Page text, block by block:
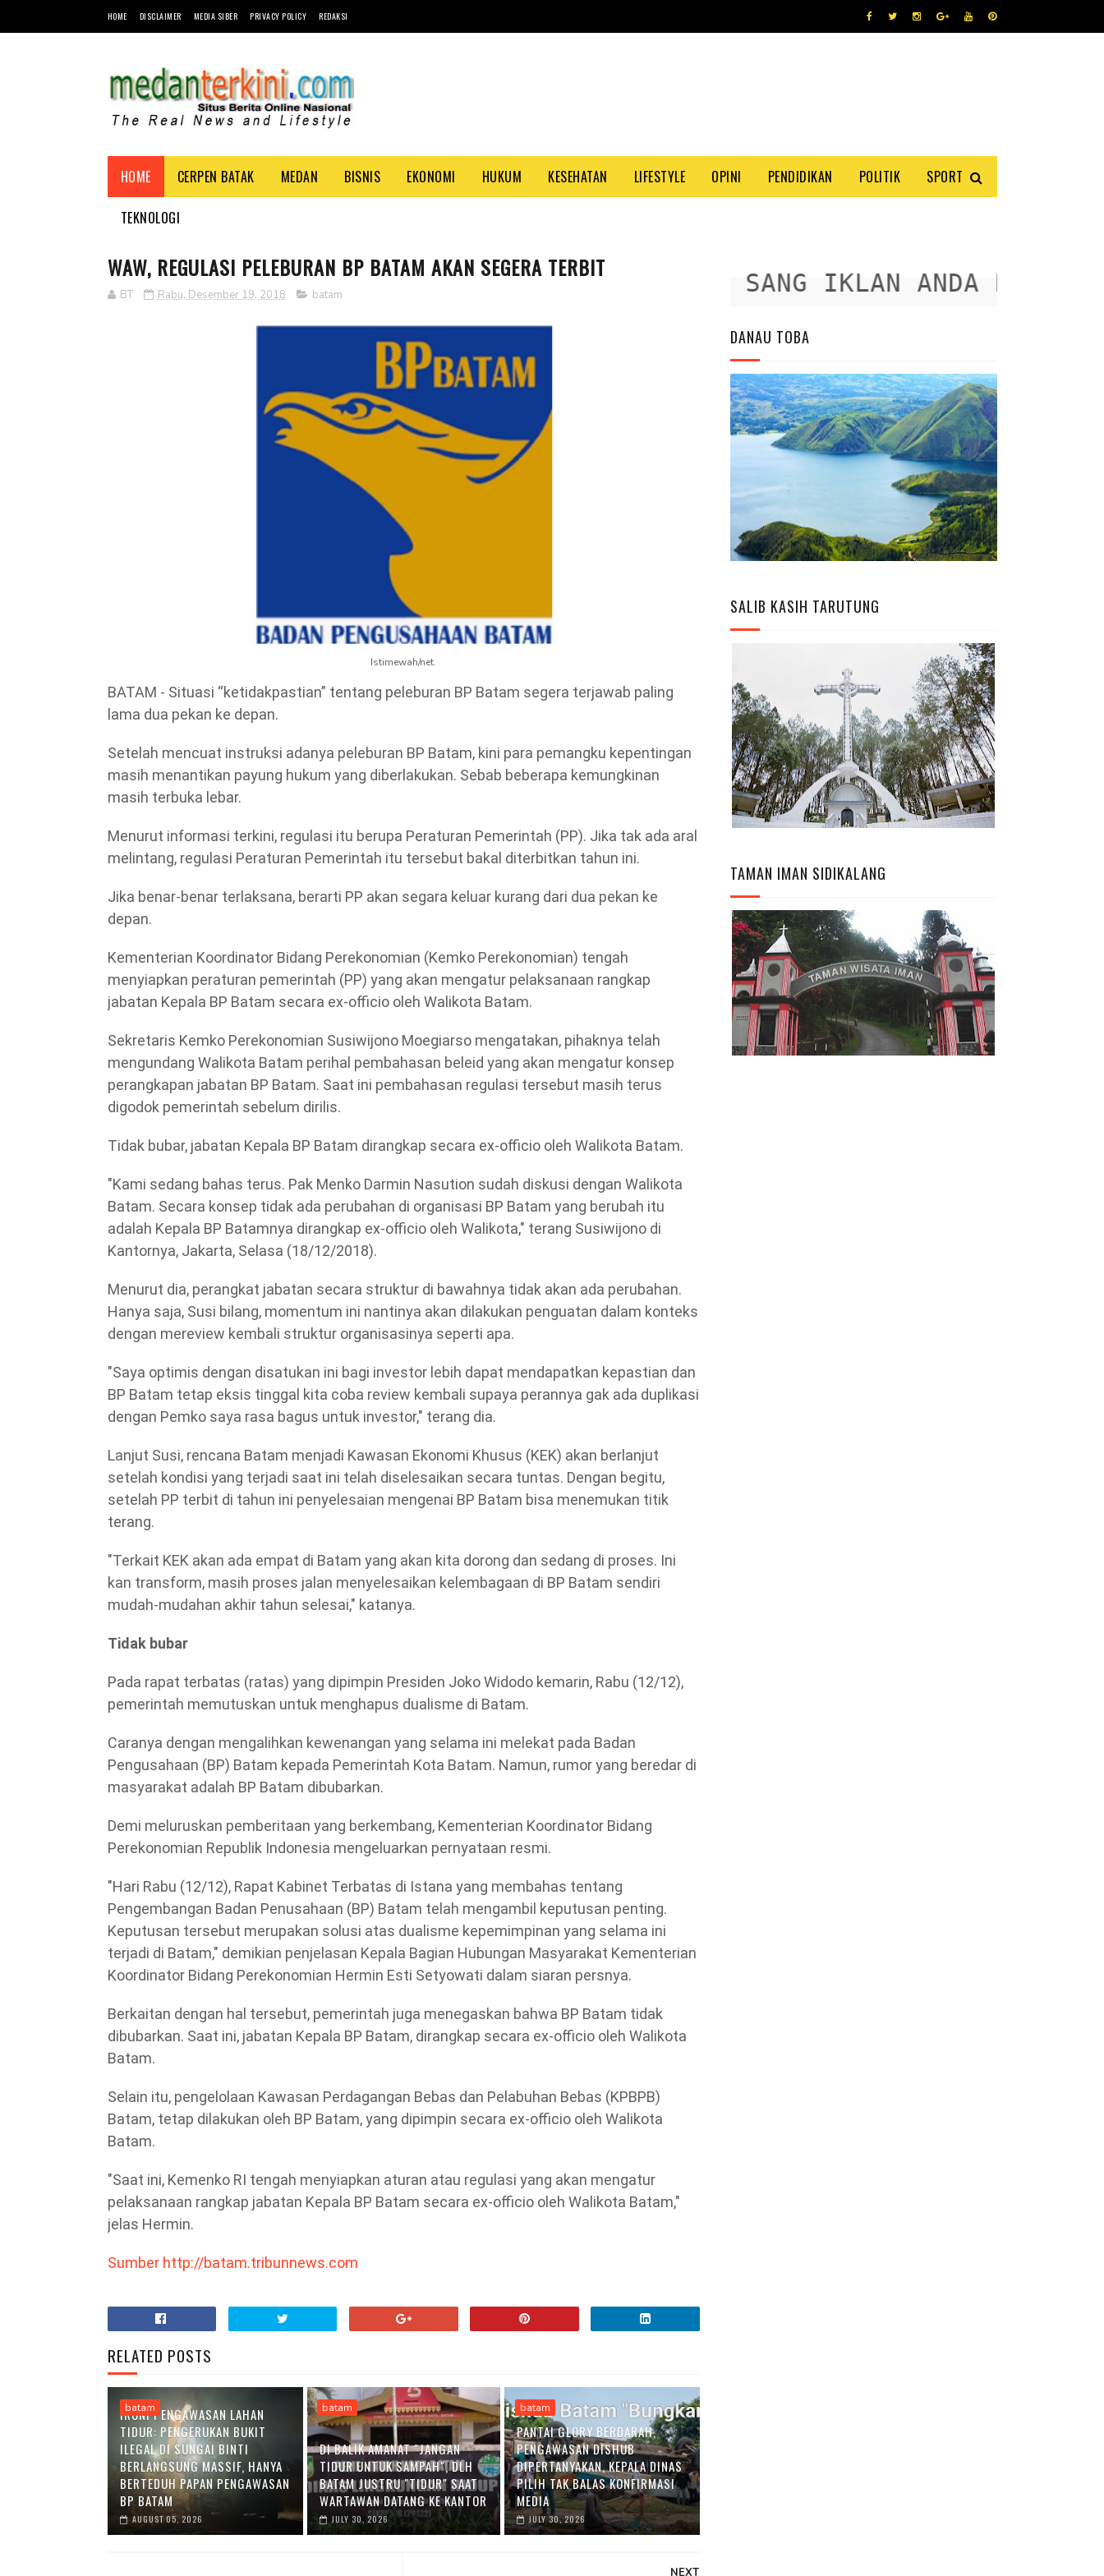
HOME DISCLAIMER MEDIA SIBER PRIVACY POLICY REDAKSI
HOME CERPEN BATAK MEDAN BISNIS EKONOMI HUKUM KESEHATAN LIFESTYLE OPINI PENDIDIKAN POLITIK SPORT
TEKNOLOGI
WAW, REGULASI PELEBURAN BP BATAM AKAN SEGERA TERBIT
BT Rabu, Desember 19, 2018 batam
Istimewah/net.
BATAM - Situasi “ketidakpastian” tentang peleburan BP Batam segera terjawab paling
lama dua pekan ke depan.
Setelah mencuat instruksi adanya peleburan BP Batam, kini para pemangku kepentingan
masih menantikan payung hukum yang diberlakukan. Sebab beberapa kemungkinan
masih terbuka lebar.
Menurut informasi terkini, regulasi itu berupa Peraturan Pemerintah (PP). Jika tak ada aral
melintang, regulasi Peraturan Pemerintah itu tersebut bakal diterbitkan tahun ini.
Jika benar-benar terlaksana, berarti PP akan segara keluar kurang dari dua pekan ke
depan.
Kementerian Koordinator Bidang Perekonomian (Kemko Perekonomian) tengah
menyiapkan peraturan pemerintah (PP) yang akan mengatur pelaksanaan rangkap
jabatan Kepala BP Batam secara ex-officio oleh Walikota Batam.
Sekretaris Kemko Perekonomian Susiwijono Moegiarso mengatakan, pihaknya telah
mengundang Walikota Batam perihal pembahasan beleid yang akan mengatur konsep
perangkapan jabatan BP Batam. Saat ini pembahasan regulasi tersebut masih terus
digodok pemerintah sebelum dirilis.
Tidak bubar, jabatan Kepala BP Batam dirangkap secara ex-officio oleh Walikota Batam.
"Kami sedang bahas terus. Pak Menko Darmin Nasution sudah diskusi dengan Walikota
Batam. Secara konsep tidak ada perubahan di organisasi BP Batam yang berubah itu
adalah Kepala BP Batamnya dirangkap ex-officio oleh Walikota," terang Susiwijono di
Kantornya, Jakarta, Selasa (18/12/2018).
Menurut dia, perangkat jabatan secara struktur di bawahnya tidak akan ada perubahan.
Hanya saja, Susi bilang, momentum ini nantinya akan dilakukan penguatan dalam konteks
dengan mereview kembali struktur organisasinya seperti apa.
"Saya optimis dengan disatukan ini bagi investor lebih dapat mendapatkan kepastian dan
BP Batam tetap eksis tinggal kita coba review kembali supaya perannya gak ada duplikasi
dengan Pemko saya rasa bagus untuk investor," terang dia.
Lanjut Susi, rencana Batam menjadi Kawasan Ekonomi Khusus (KEK) akan berlanjut
setelah kondisi yang terjadi saat ini telah diselesaikan secara tuntas. Dengan begitu,
setelah PP terbit di tahun ini penyelesaian mengenai BP Batam bisa menemukan titik
terang.
"Terkait KEK akan ada empat di Batam yang akan kita dorong dan sedang di proses. Ini
kan transform, masih proses jalan menyelesaikan kelembagaan di BP Batam sendiri
mudah-mudahan akhir tahun selesai," katanya.
Tidak bubar
Pada rapat terbatas (ratas) yang dipimpin Presiden Joko Widodo kemarin, Rabu (12/12),
pemerintah memutuskan untuk menghapus dualisme di Batam.
Caranya dengan mengalihkan kewenangan yang selama ini melekat pada Badan
Pengusahaan (BP) Batam kepada Pemerintah Kota Batam. Namun, rumor yang beredar di
masyarakat adalah BP Batam dibubarkan.
Demi meluruskan pemberitaan yang berkembang, Kementerian Koordinator Bidang
Perekonomian Republik Indonesia mengeluarkan pernyataan resmi.
"Hari Rabu (12/12), Rapat Kabinet Terbatas di Istana yang membahas tentang
Pengembangan Badan Penusahaan (BP) Batam telah mengambil keputusan penting.
Keputusan tersebut merupakan solusi atas dualisme kepemimpinan yang selama ini
terjadi di Batam," demikian penjelasan Kepala Bagian Hubungan Masyarakat Kementerian
Koordinator Bidang Perekonomian Hermin Esti Setyowati dalam siaran persnya.
Berkaitan dengan hal tersebut, pemerintah juga menegaskan bahwa BP Batam tidak
dibubarkan. Saat ini, jabatan Kepala BP Batam, dirangkap secara ex-officio oleh Walikota
Batam.
Selain itu, pengelolaan Kawasan Perdagangan Bebas dan Pelabuhan Bebas (KPBPB)
Batam, tetap dilakukan oleh BP Batam, yang dipimpin secara ex-officio oleh Walikota
Batam.
"Saat ini, Kemenko RI tengah menyiapkan aturan atau regulasi yang akan mengatur
pelaksanaan rangkap jabatan Kepala BP Batam secara ex-officio oleh Walikota Batam,"
jelas Hermin.
Sumber http://batam.tribunnews.com
RELATED POSTS
batam
IRONI PENGAWASAN LAHAN
TIDUR: PENGERUKAN BUKIT
ILEGAL DI SUNGAI BINTI
BERLANGSUNG MASSIF, HANYA
BERTEDUH PAPAN PENGAWASAN
BP BATAM
AUGUST 05, 2026
batam
DI BALIK AMANAT "JANGAN
TIDUR UNTUK SAMPAH", DLH
BATAM JUSTRU "TIDUR" SAAT
WARTAWAN DATANG KE KANTOR
JULY 30, 2026
batam
PANTAI GLORY BERDARAH,
PENGAWASAN DISHUB
DIPERTANYAKAN, KEPALA DINAS
PILIH TAK BALAS KONFIRMASI
MEDIA
JULY 30, 2026
NEXT
PASANG IKLAN ANDA DISINI
DANAU TOBA
SALIB KASIH TARUTUNG
TAMAN IMAN SIDIKALANG